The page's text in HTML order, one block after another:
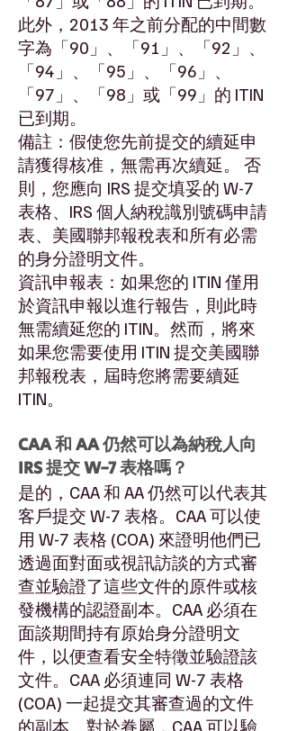
此外，2013 年之前分配的中間數
字為「90」、「91」、「92」、
「94」、「95」、「96」、
「97」、「98」或「99」的 ITIN
已到期。
備註：假使您先前提交的續延申
請獲得核准，無需再次續延。 否
則，您應向 IRS 提交填妥的 W-7
表格、IRS 個人納稅識別號碼申請
表、美國聯邦報稅表和所有必需
的身分證明文件。
資訊申報表：如果您的 ITIN 僅用
於資訊申報以進行報告，則此時
無需續延您的 ITIN。然而，將來
如果您需要使用 ITIN 提交美國聯
邦報稅表，屆時您將需要續延
ITIN。
CAA 和 AA 仍然可以為納稅人向
IRS 提交 W-7 表格嗎？
是的，CAA 和 AA 仍然可以代表其
客戶提交 W-7 表格。CAA 可以使
用 W-7 表格 (COA) 來證明他們已
透過面對面或視訊訪談的方式審
查並驗證了這些文件的原件或核
發機構的認證副本。CAA 必須在
面談期間持有原始身分證明文
件，以便查看安全特徵並驗證該
文件。CAA 必須連同 W-7 表格
(COA) 一起提交其審查過的文件
的副本。對於眷屬，CAA 可以驗